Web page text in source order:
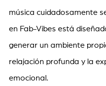
música cuidadosamente
en Fab-Vibes está
generar un ambiente
relajación profunda y la
emocional.